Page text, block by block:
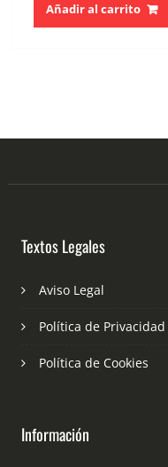
Añadir al carrito
Textos Legales
Aviso Legal
Política de Privacidad
Política de Cookies
Información